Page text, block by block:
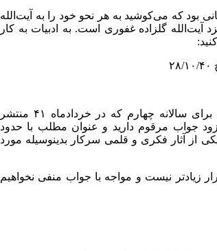
بود که می‌کوشید به هر نحو خود را به آیت‌الله
گلزاده غفوری است. به ادبیات به کار
بعد از سلام و احترام، غرض از تصدیع این‌که استدعا شود مقاله‌ای برای سالانه چهارم که در خردادماه ۴۱ منتشر
جواب مرقوم دارید و عنوان مطلب با حدود
از آثار فکری و قلمی سرکار بدینوسیله مورد
نیست و مواجه با جواب منفی نخواهیم